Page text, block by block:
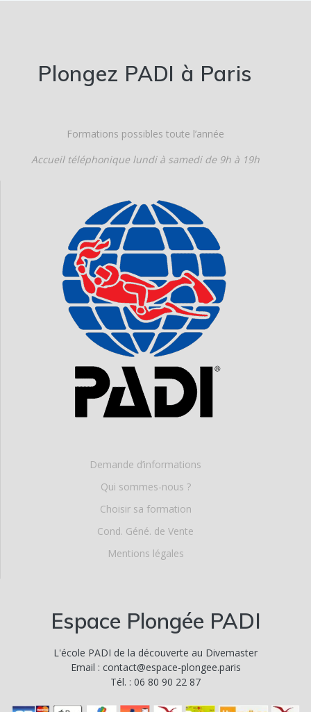
Plongez PADI à Paris
Formations possibles toute l’année
Accueil téléphonique lundi à samedi de 9h à 19h
Demande d’informations
Qui sommes-nous ?
Choisir sa formation
Cond. Géné. de Vente
Mentions légales
Espace Plongée PADI
L'école PADI de la découverte au Divemaster
Email : contact@espace-plongee.paris
Tél. : 06 80 90 22 87